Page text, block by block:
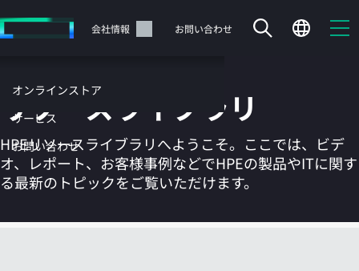
イ
テ
ツ
に
ス
ッ
会社情報 お問い合わせ
オンラインストア
サービス
お問い合わせ
カートは空です
リソースライブラリ
HPEリソースライブラリへようこそ。ここでは、ビデ
オ、レポート、お客様事例などでHPEの製品やITに関す
る最新のトピックをご覧いただけます。